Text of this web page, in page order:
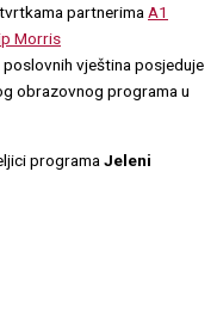
partnerima A1
Morris
poslovnih vještina posjeduje
obrazovnog programa u
programa Jeleni